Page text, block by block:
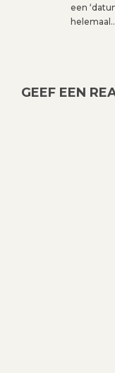
E
een
GEEF EEN